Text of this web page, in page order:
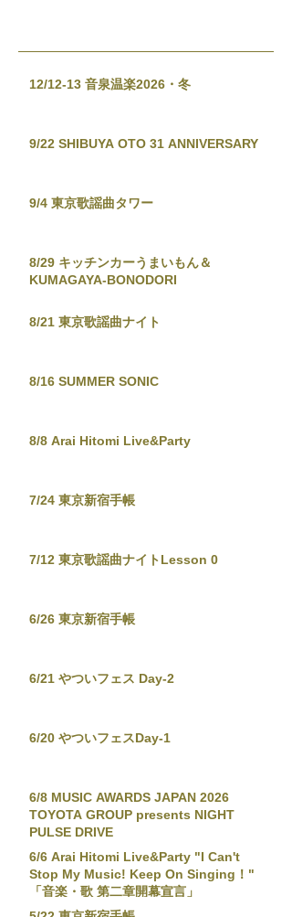
12/12-13 音泉温楽2026・冬
9/22 SHIBUYA OTO 31 ANNIVERSARY
9/4 東京歌謡曲タワー
8/29 キッチンカーうまいもん＆
KUMAGAYA-BONODORI
8/21 東京歌謡曲ナイト
8/16 SUMMER SONIC
8/8 Arai Hitomi Live&Party
7/24 東京新宿手帳
7/12 東京歌謡曲ナイトLesson 0
6/26 東京新宿手帳
6/21 やついフェス Day-2
6/20 やついフェスDay-1
6/8 MUSIC AWARDS JAPAN 2026
TOYOTA GROUP presents NIGHT
PULSE DRIVE
6/6 Arai Hitomi Live&Party "I Can't
Stop My Music! Keep On Singing！"
「音楽・歌 第二章開幕宣言」